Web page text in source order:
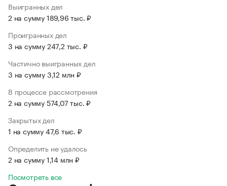
Выигранных дел
2 на сумму 189,96 тыс. ₽
Проигранных дел
3 на сумму 247,2 тыс. ₽
Частично выигранных дел
3 на сумму 3,12 млн ₽
В процессе рассмотрения
2 на сумму 574,07 тыс. ₽
Закрытых дел
1 на сумму 47,6 тыс. ₽
Определить не удалось
2 на сумму 1,14 млн ₽
Посмотреть все